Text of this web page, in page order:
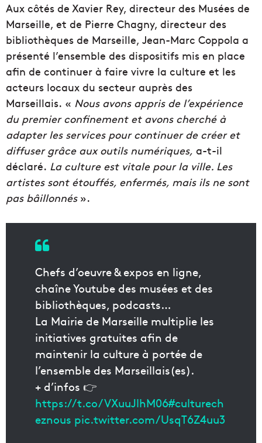
Aux côtés de Xavier Rey, directeur des Musées de
Marseille, et de Pierre Chagny, directeur des
bibliothèques de Marseille, Jean-Marc Coppola a
présenté l’ensemble des dispositifs mis en place
afin de continuer à faire vivre la culture et les
acteurs locaux du secteur auprès des
Marseillais. « Nous avons appris de l’expérience
du premier confinement et avons cherché à
adapter les services pour continuer de créer et
diffuser grâce aux outils numériques, a-t-il
déclaré. La culture est vitale pour la ville. Les
artistes sont étouffés, enfermés, mais ils ne sont
pas bâillonnés».
Chefs d’oeuvre & expos en ligne,
chaîne Youtube des musées et des
bibliothèques, podcasts…
La Mairie de Marseille multiplie les
initiatives gratuites afin de
maintenir la culture à portée de
l’ensemble des Marseillais(es).
+ d’infos 👉
https://t.co/VXuuJlhM06#culturech
eznous pic.twitter.com/UsqT6Z4uu3